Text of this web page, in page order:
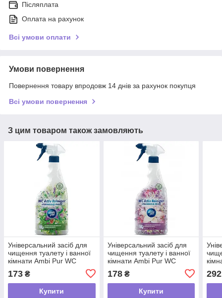
Післяплата
Оплата на рахунок
Всі умови оплати
Умови повернення
Повернення товару впродовж 14 днів за рахунок покупця
Всі умови повернення
З цим товаром також замовляють
Універсальний засіб для
чищення туалету і ванної
кімнати Ambi Pur WC
Botanical Fragrances Дика
шавлія і кедр, 750 мл
173 ₴
Купити
Універсальний засіб для
чищення туалету і ванної
кімнати Ambi Pur WC
Botanical Fragrances Білі
квіти, 750 мл
178₴
Купити
мл
292